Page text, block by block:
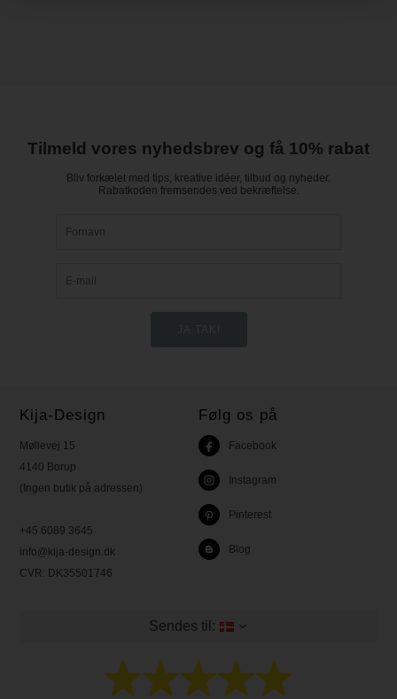
Tilmeld vores nyhedsbrev og få 10% rabat
Bliv forkælet med tips, kreative idéer, tilbud og nyheder.
Rabatkoden fremsendes ved bekræftelse.
Kija-Design
Møllevej 15
4140 Borup
(Ingen butik på adressen)
+45 6089 3645
info@kija-design.dk
CVR: DK35501746
Følg os på
Facebook
Instagram
Pinterest
Blog
Sendes til: